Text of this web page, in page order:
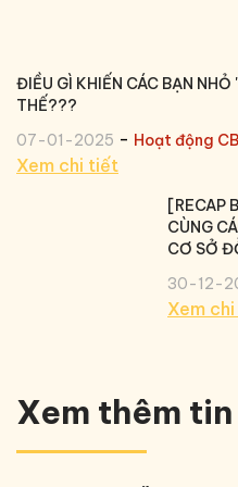
ĐIỀU GÌ KHIẾN CÁC BẠN NHỎ
THẾ???
07-01-2025 - Hoạt động
Xem chi tiết
[RECAP
CÙNG
CƠ SỞ
30-12-
Xem
Xem thêm